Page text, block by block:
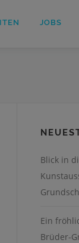
JOBS
Blick in
Ein
Brüder-